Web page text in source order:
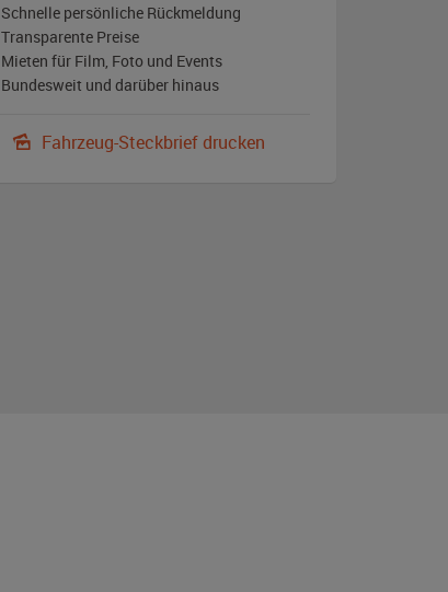
Schnelle persönliche Rückmeldung
Transparente Preise
Mieten für Film, Foto und Events
Bundesweit und darüber hinaus
Fahrzeug-Steckbrief drucken